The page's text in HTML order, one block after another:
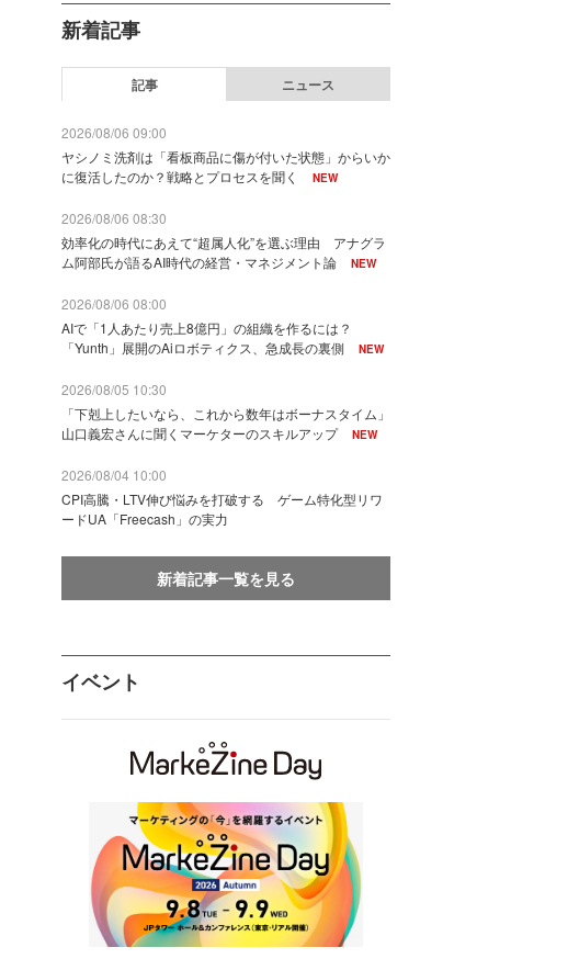
新着記事
記事 ニュース
2026/08/06 09:00
ヤシノミ洗剤は「看板商品に傷が付いた状態」からいか
に復活したのか？戦略とプロセスを聞く
NEW
2026/08/06 08:30
効率化の時代にあえて“超属人化”を選ぶ理由 アナグラ
ム阿部氏が語るAI時代の経営・マネジメント論
NEW
2026/08/06 08:00
AIで「1人あたり売上8億円」の組織を作るには？
「Yunth」展開のAiロボティクス、急成長の裏側
NEW
2026/08/05 10:30
「下剋上したいなら、これから数年はボーナスタイム」
山口義宏さんに聞くマーケターのスキルアップ
NEW
2026/08/04 10:00
CPI高騰・LTV伸び悩みを打破する ゲーム特化型リワ
ードUA「Freecash」の実力
新着記事一覧を見る
イベント